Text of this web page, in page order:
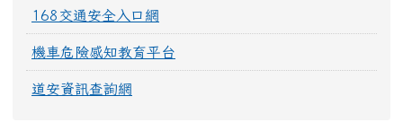
168交通安全入口網
機車危險感知教育平台
道安資訊查詢網